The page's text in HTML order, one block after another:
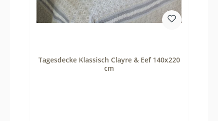
Tagesdecke Klassisch Clayre & Eef 140x220
cm